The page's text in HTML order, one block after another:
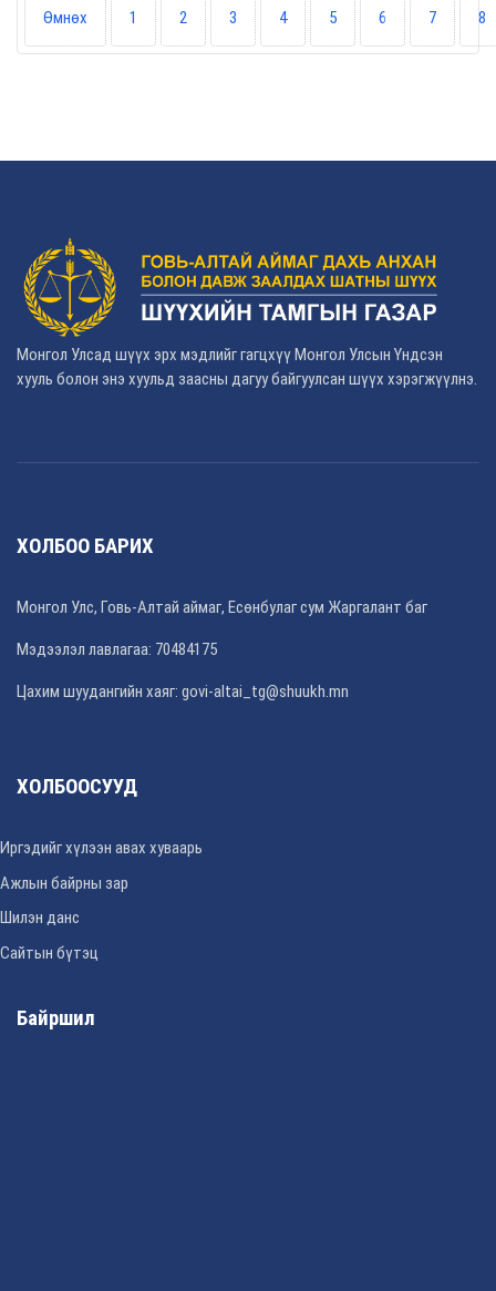
Өмнөх 1 2 3 4 5 6 7 8
Монгол Улсад шүүх эрх мэдлийг гагцхүү Монгол Улсын Үндсэн
хууль болон энэ хуульд заасны дагуу байгуулсан шүүх хэрэгжүүлнэ.
ХОЛБОО БАРИХ
Монгол Улс, Говь-Алтай аймаг, Есөнбулаг сум Жаргалант баг
Мэдээлэл лавлагаа: 70484175
Цахим шуудангийн хаяг: govi-altai_tg@shuukh.mn
ХОЛБООСУУД
Иргэдийг хүлээн авах хуваарь
Ажлын байрны зар
Шилэн данс
Сайтын бүтэц
Байршил